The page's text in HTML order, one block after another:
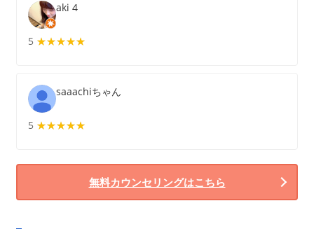
aki 4
5 ★★★★★
★★★★★
saaachiちゃん
5 ★★★★★
★★★★★
無料カウンセリングはこちら